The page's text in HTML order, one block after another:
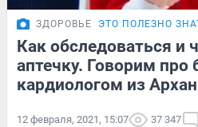
ЗДОРОВЬЕ ЭТО ПОЛЕЗНО
Как обследоваться и
аптечку. Говорим про
кардиологом из
12 февраля, 2021, 15:07 37 347